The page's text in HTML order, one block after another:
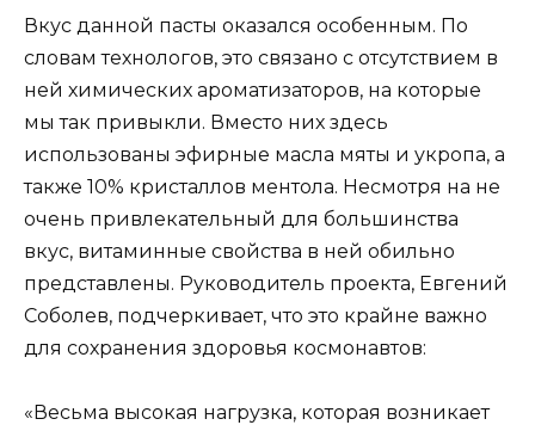
Вкус данной пасты оказался особенным. По
словам технологов, это связано с отсутствием в
ней химических ароматизаторов, на которые
мы так привыкли. Вместо них здесь
использованы эфирные масла мяты и укропа, а
также 10% кристаллов ментола. Несмотря на не
очень привлекательный для большинства
вкус, витаминные свойства в ней обильно
представлены. Руководитель проекта, Евгений
Соболев, подчеркивает, что это крайне важно
для сохранения здоровья космонавтов:
«Весьма высокая нагрузка, которая возникает